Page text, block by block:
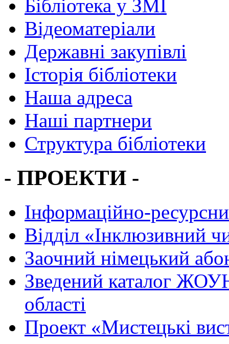
Бібліотека у ЗМІ
Відеоматеріали
Державні закупівлі
Історія бібліотеки
Наша адреса
Наші партнери
Структура бібліотеки
- ПРОЕКТИ -
Інформаційно-
Вiддiл «Інклюзивний
Заочний німецький
Зведений каталог
області
Проект «Мистецькі